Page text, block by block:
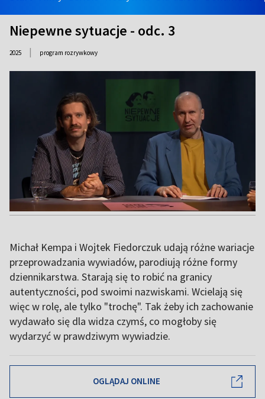
Niepewne sytuacje - odc. 3
2025 | program rozrywkowy
Michał Kempa i Wojtek Fiedorczuk udają różne wariacje
przeprowadzania wywiadów, parodiują różne formy
dziennikarstwa. Starają się to robić na granicy
autentyczności, pod swoimi nazwiskami. Wcielają się
więc w rolę, ale tylko "trochę". Tak żeby ich zachowanie
wydawało się dla widza czymś, co mogłoby się
wydarzyć w prawdziwym wywiadzie.
OGLĄDAJ ONLINE